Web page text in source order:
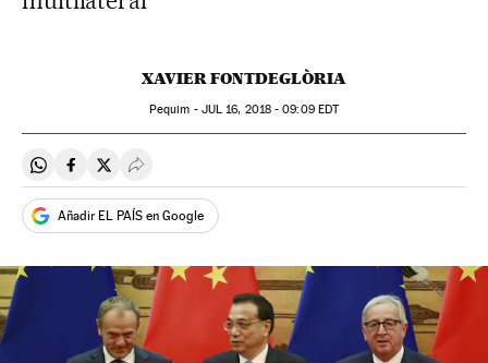
XAVIER FONTDEGLÒRIA
Pequim - JUL 16, 2018 - 09:09EDT
Compartir en Whatsapp
Compartir en Facebook
Compartir en Twitter
Desplegar Redes Sociales
Añadir EL PAÍS en Google